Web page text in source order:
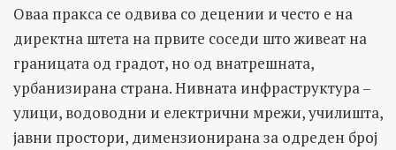
Оваа пракса се одвива со децении и често е на
директна штета на првите соседи што живеат на
границата од градот, но од внатрешната,
урбанизирана страна. Нивната инфраструктура –
улици, водоводни и електрични мрежи, училишта,
јавни простори, димензионирана за одреден број